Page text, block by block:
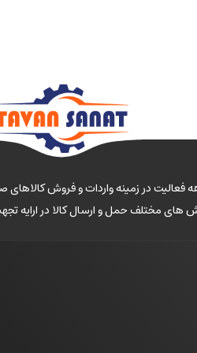
در زمینه واردات و فروش
های مختلف حمل و ارسال کالا در